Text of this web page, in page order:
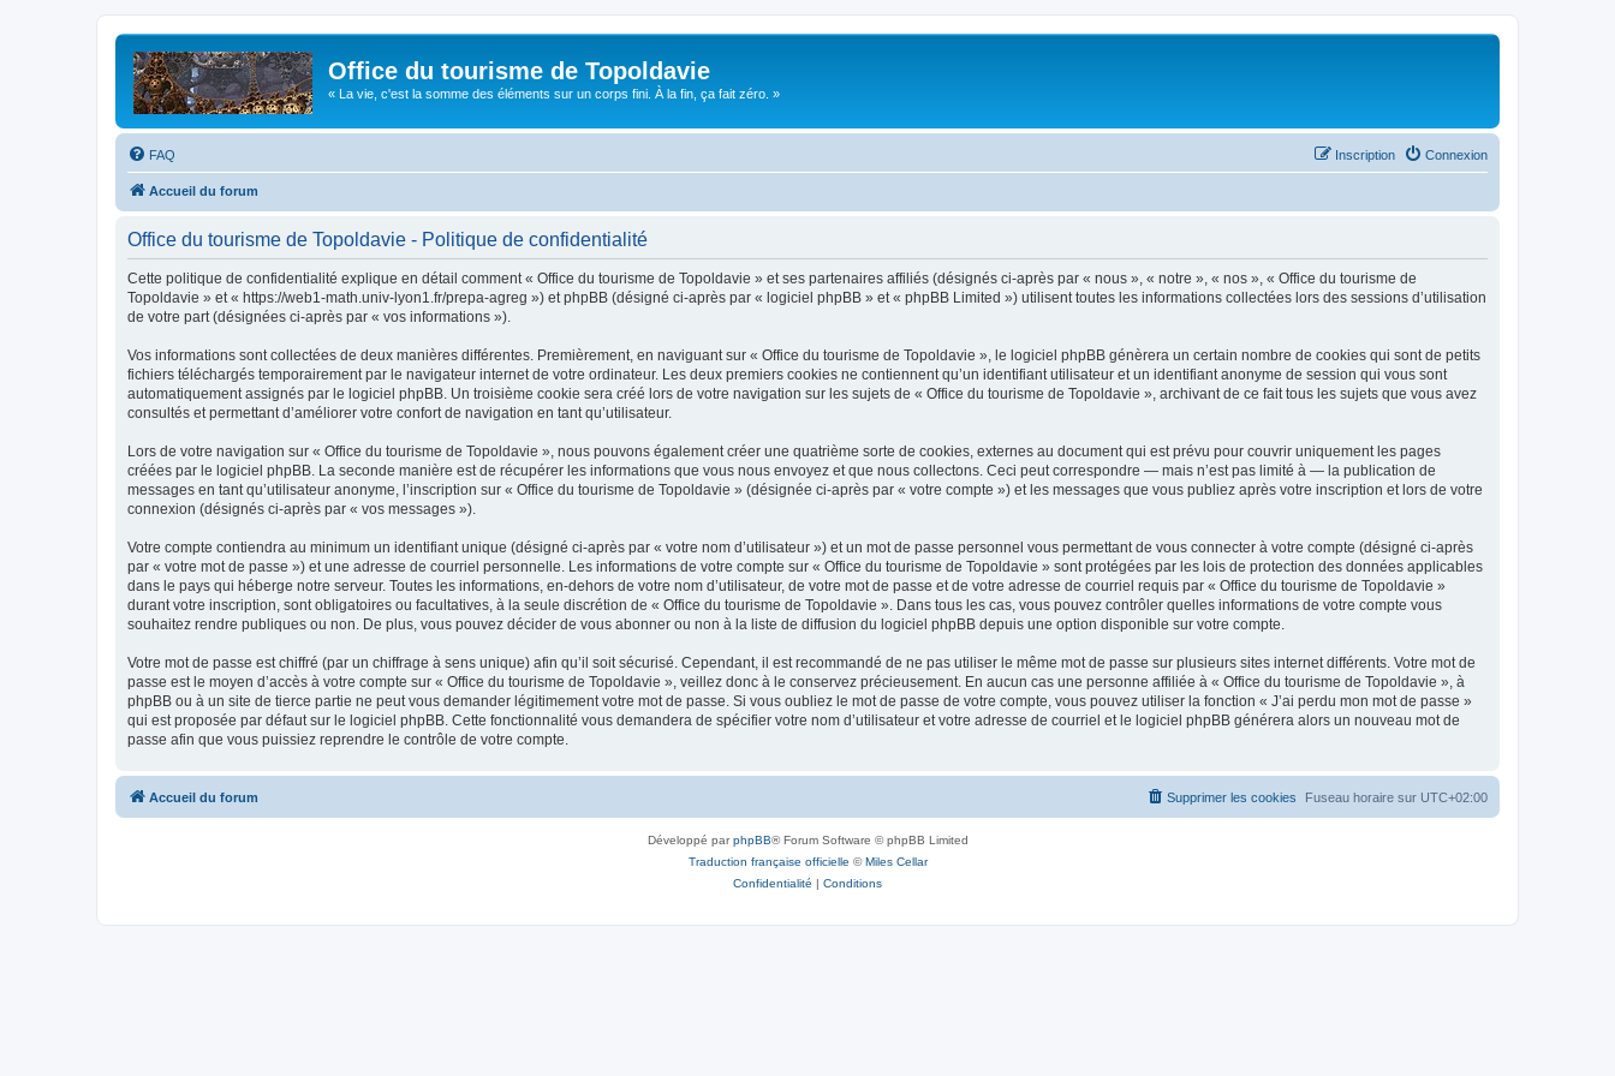
Office du tourisme de Topoldavie
« La vie, c'est la somme des éléments sur un corps fini. À la fin, ça fait zéro. »
FAQ Connexion
Inscription
Accueil du forum
Office du tourisme de Topoldavie - Politique de confidentialité
Cette politique de confidentialité explique en détail comment « Office du tourisme de Topoldavie » et ses partenaires affiliés (désignés ci-après par « nous », « notre », « nos », « Office du tourisme de
Topoldavie » et « https://web1-math.univ-lyon1.fr/prepa-agreg ») et phpBB (désigné ci-après par « logiciel phpBB » et « phpBB Limited ») utilisent toutes les informations collectées lors des sessions d’utilisation
de votre part (désignées ci-après par « vos informations »).
Vos informations sont collectées de deux manières différentes. Premièrement, en naviguant sur « Office du tourisme de Topoldavie », le logiciel phpBB génèrera un certain nombre de cookies qui sont de petits
fichiers téléchargés temporairement par le navigateur internet de votre ordinateur. Les deux premiers cookies ne contiennent qu’un identifiant utilisateur et un identifiant anonyme de session qui vous sont
automatiquement assignés par le logiciel phpBB. Un troisième cookie sera créé lors de votre navigation sur les sujets de « Office du tourisme de Topoldavie », archivant de ce fait tous les sujets que vous avez
consultés et permettant d’améliorer votre confort de navigation en tant qu’utilisateur.
Lors de votre navigation sur « Office du tourisme de Topoldavie », nous pouvons également créer une quatrième sorte de cookies, externes au document qui est prévu pour couvrir uniquement les pages
créées par le logiciel phpBB. La seconde manière est de récupérer les informations que vous nous envoyez et que nous collectons. Ceci peut correspondre — mais n’est pas limité à — la publication de
messages en tant qu’utilisateur anonyme, l’inscription sur « Office du tourisme de Topoldavie » (désignée ci-après par « votre compte ») et les messages que vous publiez après votre inscription et lors de votre
connexion (désignés ci-après par « vos messages »).
Votre compte contiendra au minimum un identifiant unique (désigné ci-après par « votre nom d’utilisateur ») et un mot de passe personnel vous permettant de vous connecter à votre compte (désigné ci-après
par « votre mot de passe ») et une adresse de courriel personnelle. Les informations de votre compte sur « Office du tourisme de Topoldavie » sont protégées par les lois de protection des données applicables
dans le pays qui héberge notre serveur. Toutes les informations, en-dehors de votre nom d’utilisateur, de votre mot de passe et de votre adresse de courriel requis par « Office du tourisme de Topoldavie »
durant votre inscription, sont obligatoires ou facultatives, à la seule discrétion de « Office du tourisme de Topoldavie ». Dans tous les cas, vous pouvez contrôler quelles informations de votre compte vous
souhaitez rendre publiques ou non. De plus, vous pouvez décider de vous abonner ou non à la liste de diffusion du logiciel phpBB depuis une option disponible sur votre compte.
Votre mot de passe est chiffré (par un chiffrage à sens unique) afin qu’il soit sécurisé. Cependant, il est recommandé de ne pas utiliser le même mot de passe sur plusieurs sites internet différents. Votre mot de
passe est le moyen d’accès à votre compte sur « Office du tourisme de Topoldavie », veillez donc à le conservez précieusement. En aucun cas une personne affiliée à « Office du tourisme de Topoldavie », à
phpBB ou à un site de tierce partie ne peut vous demander légitimement votre mot de passe. Si vous oubliez le mot de passe de votre compte, vous pouvez utiliser la fonction « J’ai perdu mon mot de passe »
qui est proposée par défaut sur le logiciel phpBB. Cette fonctionnalité vous demandera de spécifier votre nom d’utilisateur et votre adresse de courriel et le logiciel phpBB générera alors un nouveau mot de
passe afin que vous puissiez reprendre le contrôle de votre compte.
Accueil du forum Fuseau horaire sur UTC+02:00
Supprimer les cookies
Développé parphpBB® Forum Software © phpBB Limited
Traduction française officielle ©Miles Cellar
Confidentialité | Conditions